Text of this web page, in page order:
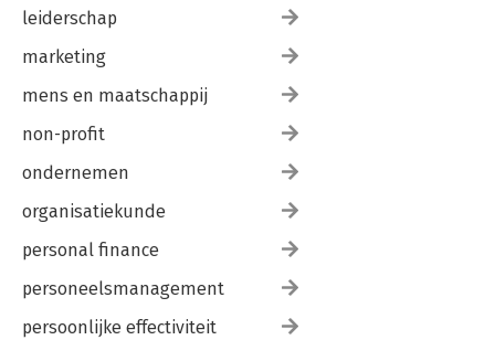
leiderschap
marketing
mens en maatschappij
non-profit
ondernemen
organisatiekunde
personal finance
personeelsmanagement
persoonlijke effectiviteit